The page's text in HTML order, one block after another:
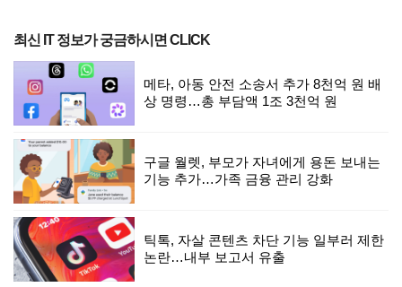
최신 IT 정보가 궁금하시면 CLICK
메타, 아동 안전 소송서 추가 8천억 원 배
상 명령…총 부담액 1조 3천억 원
구글 월렛, 부모가 자녀에게 용돈 보내는
기능 추가…가족 금융 관리 강화
틱톡, 자살 콘텐츠 차단 기능 일부러 제한
논란…내부 보고서 유출